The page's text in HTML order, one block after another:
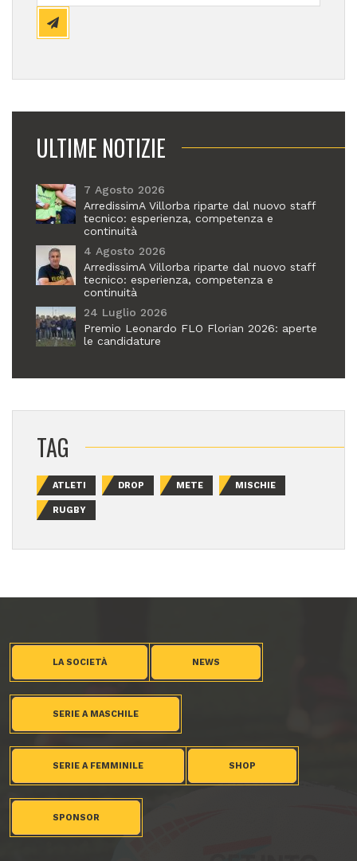
ULTIME NOTIZIE
7 Agosto 2026
ArredissimA Villorba riparte dal nuovo staff
tecnico: esperienza, competenza e
continuità
4 Agosto 2026
ArredissimA Villorba riparte dal nuovo staff
tecnico: esperienza, competenza e
continuità
24 Luglio 2026
Premio Leonardo FLO Florian 2026: aperte
le candidature
TAG
ATLETI DROP METE MISCHIE
RUGBY
LA SOCIETÀ NEWS
SERIE A MASCHILE
SERIE A FEMMINILE SHOP
SPONSOR